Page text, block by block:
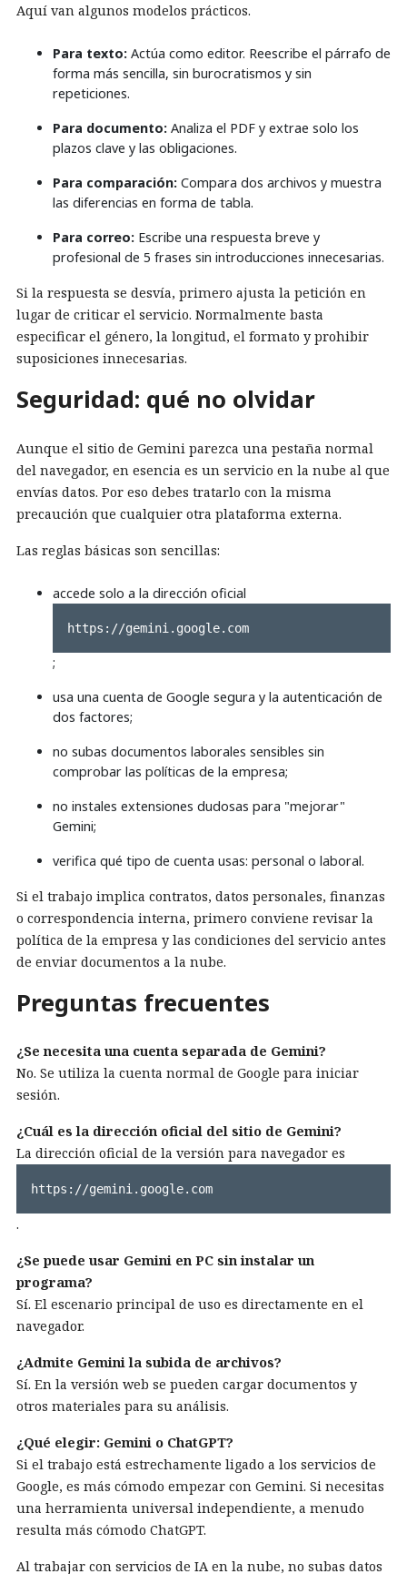
Aquí van algunos modelos prácticos.
Para texto: Actúa como editor. Reescribe el párrafo de
forma más sencilla, sin burocratismos y sin
repeticiones.
Para documento: Analiza el PDF y extrae solo los
plazos clave y las obligaciones.
Para comparación: Compara dos archivos y muestra
las diferencias en forma de tabla.
Para correo: Escribe una respuesta breve y
profesional de 5 frases sin introducciones innecesarias.
Si la respuesta se desvía, primero ajusta la petición en
lugar de criticar el servicio. Normalmente basta
especificar el género, la longitud, el formato y prohibir
suposiciones innecesarias.
Seguridad: qué no olvidar
Aunque el sitio de Gemini parezca una pestaña normal
del navegador, en esencia es un servicio en la nube al que
envías datos. Por eso debes tratarlo con la misma
precaución que cualquier otra plataforma externa.
Las reglas básicas son sencillas:
accede solo a la dirección oficial
https://gemini.google.com
;
usa una cuenta de Google segura y la autenticación de
dos factores;
no subas documentos laborales sensibles sin
comprobar las políticas de la empresa;
no instales extensiones dudosas para "mejorar"
Gemini;
verifica qué tipo de cuenta usas: personal o laboral.
Si el trabajo implica contratos, datos personales, finanzas
o correspondencia interna, primero conviene revisar la
política de la empresa y las condiciones del servicio antes
de enviar documentos a la nube.
Preguntas frecuentes
¿Se necesita una cuenta separada de Gemini?
No. Se utiliza la cuenta normal de Google para iniciar
sesión.
¿Cuál es la dirección oficial del sitio de Gemini?
La dirección oficial de la versión para navegador es
https://gemini.google.com
.
¿Se puede usar Gemini en PC sin instalar un
programa?
Sí. El escenario principal de uso es directamente en el
navegador.
¿Admite Gemini la subida de archivos?
Sí. En la versión web se pueden cargar documentos y
otros materiales para su análisis.
¿Qué elegir: Gemini o ChatGPT?
Si el trabajo está estrechamente ligado a los servicios de
Google, es más cómodo empezar con Gemini. Si necesitas
una herramienta universal independiente, a menudo
resulta más cómodo ChatGPT.
Al trabajar con servicios de IA en la nube, no subas datos